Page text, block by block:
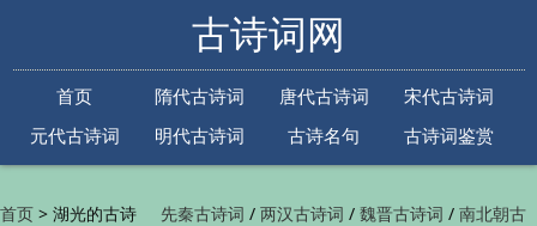
古诗词网
首页 隋代古诗词 唐代古诗词
宋代古诗词
元代古诗词
明代古诗词 古诗名句
古诗词鉴赏
先秦古诗词 /两汉古诗词 /魏晋古诗词 /南北朝古
首页 > 湖光的古诗